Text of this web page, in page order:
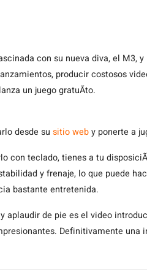
con su nueva diva, el M3,
producir costosos
un juego gratuÃ­to.
desde su sitio weby ponerte a
con teclado, tienes a tu
y frenaje, lo que puede
bastante entretenida.
aplaudir de pie es el video
Definitivamente una